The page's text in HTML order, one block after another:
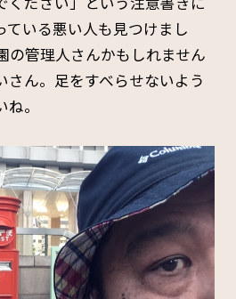
ている悪い人も見つけまし
の管理人さんかもしれません
さん。足をすべらせないよう
。